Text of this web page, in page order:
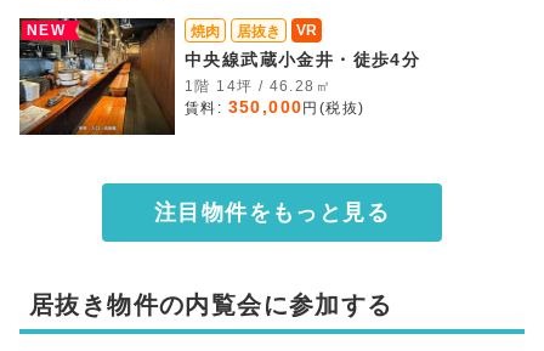
NEW 焼肉 居抜き VR
中央線武蔵小金井・徒歩4分
1階 14坪 / 46.28㎡
賃料: 350,000 円(税抜)
注目物件をもっと見る
居抜き物件の内覧会に参加する